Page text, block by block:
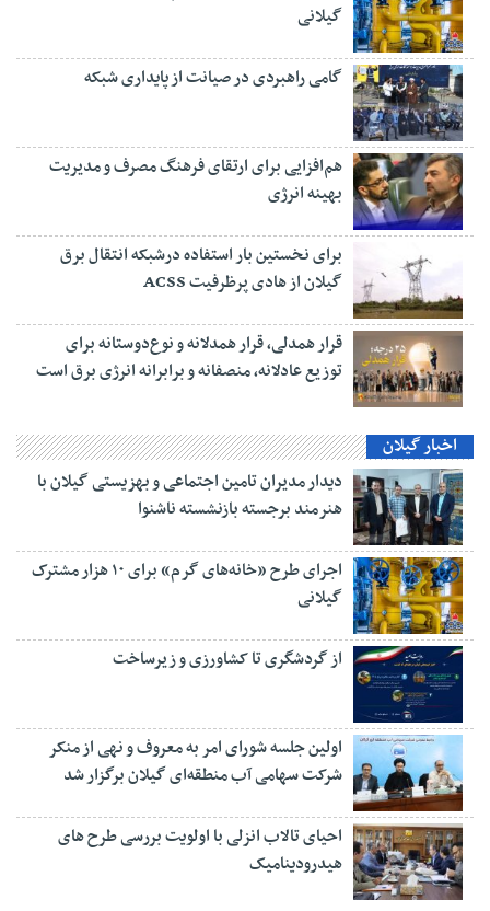
گیلانی
گامی راهبردی در صیانت از پایداری شبکه
هم‌افزایی برای ارتقای فرهنگ مصرف و مدیریت
بهینه انرژی
برای نخستین بار استفاده درشبکه انتقال برق
گیلان از هادی پرظرفیت ACSS
قرار همدلی، قرار همدلانه و نوع‌دوستانه برای
توزیع عادلانه، منصفانه و برابرانه انرژی برق است
اخبار گیلان
دیدار مدیران تامین اجتماعی و بهزیستی گیلان با
هنرمند برجسته بازنشسته ناشنوا
اجرای طرح «خانه‌های گرم» برای ۱۰ هزار مشترک
گیلانی
از گردشگری تا کشاورزی و زیرساخت
اولین جلسه شورای امر به معروف و نهی از منکر
شرکت سهامی آب منطقه‌ای گیلان برگزار شد
احیای تالاب انزلی با اولویت بررسی طرح های
هیدرودینامیک